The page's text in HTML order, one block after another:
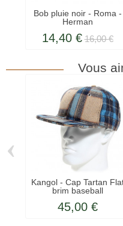
Bob pluie noir - Roma -
Herman
14,40 € 16,00 €
Vous
Kangol - Cap Tartan
brim baseball
45,00 €
‹